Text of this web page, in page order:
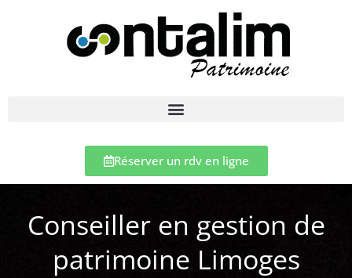
Réserver un rdv en ligne
Conseiller en gestion de
patrimoine Limoges